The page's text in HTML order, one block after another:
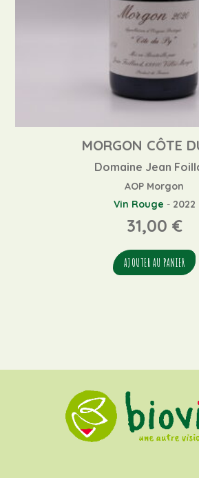
MORGON CÔTE
Domaine Jean
AOP Morgon
Vin Rouge - 2022
31,00 €
AJOUTER AU PANIER